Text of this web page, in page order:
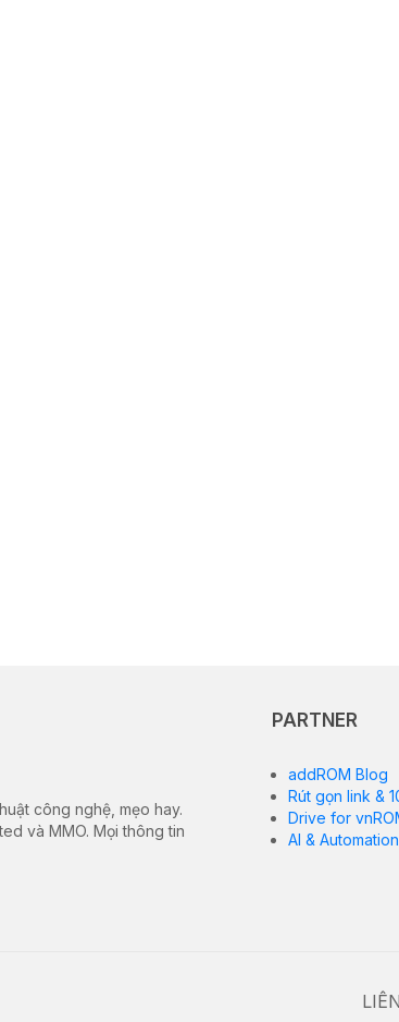
công nghệ, mẹo hay.
và MMO. Mọi thông tin
PARTNER
addROM Blog
Rút gọn link &
Drive for
AI & Automation